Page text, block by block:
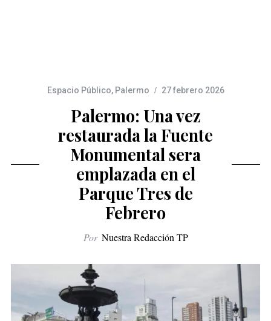
Espacio Público, Palermo 27 febrero 2026
Palermo: Una vez
restaurada la Fuente
Monumental sera
emplazada en el
Parque Tres de
Febrero
Por Nuestra Redacción TP